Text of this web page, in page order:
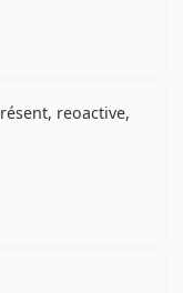
reoactive,